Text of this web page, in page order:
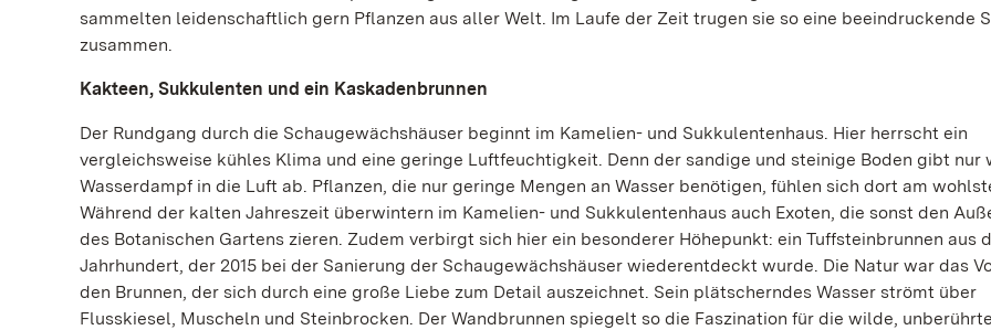
sammelten leidenschaftlich gern Pflanzen aus aller Welt. Im Laufe der Zeit trugen sie so eine beeindruckende
zusammen.
Kakteen, Sukkulenten und ein Kaskadenbrunnen
Der Rundgang durch die Schaugewächshäuser beginnt im Kamelien- und Sukkulentenhaus. Hier herrscht ein
vergleichsweise kühles Klima und eine geringe Luftfeuchtigkeit. Denn der sandige und steinige Boden gibt nur
Wasserdampf in die Luft ab. Pflanzen, die nur geringe Mengen an Wasser benötigen, fühlen sich dort am
Während der kalten Jahreszeit überwintern im Kamelien- und Sukkulentenhaus auch Exoten, die sonst den
des Botanischen Gartens zieren. Zudem verbirgt sich hier ein besonderer Höhepunkt: ein Tuffsteinbrunnen aus
Jahrhundert, der 2015 bei der Sanierung der Schaugewächshäuser wiederentdeckt wurde. Die Natur war das
den Brunnen, der sich durch eine große Liebe zum Detail auszeichnet. Sein plätscherndes Wasser strömt über
Flusskiesel, Muscheln und Steinbrocken. Der Wandbrunnen spiegelt so die Faszination für die wilde,